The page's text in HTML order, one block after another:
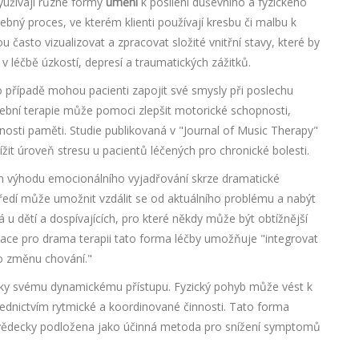
proces, ve kterém klienti používají kresbu či malbu k
často vizualizovat a zpracovat složité vnitřní stavy, které by
léčbě úzkostí, depresí a traumatických zážitků.
případě mohou pacienti zapojit své smysly při poslechu
terapie může pomoci zlepšit motorické schopnosti,
paměti. Studie publikovaná v "Journal of Music Therapy"
úroveň stresu u pacientů léčených pro chronické bolesti.
emocionálního vyjadřování skrze dramatické
může umožnit vzdálit se od aktuálního problému a nabýt
dětí a dospívajících, pro které někdy může být obtížnější
pro drama terapii tato forma léčby umožňuje "integrovat
změnu chování."
svému dynamickému přístupu. Fyzický pohyb může vést k
rytmické a koordinované činnosti. Tato forma
podložena jako účinná metoda pro snížení symptomů